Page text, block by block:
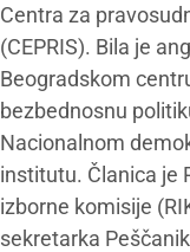
Centra za
(CEPRIS). Bila je
Beogradskom
bezbednosnu
Nacionalnom
institutu. Članica je
izborne komisije
sekretarka